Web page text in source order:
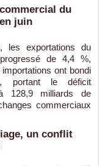
du
juin
les exportations du
de 4,4 %,
ont bondi
portant le déficit
128,9 milliards de
commerciaux
un conflit